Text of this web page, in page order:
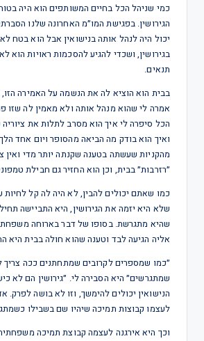
כמי שניהל הכל בחיים המשותפים הוא היה
הגירושין. בפגישת המו״מ האחרונה שלנו
יכול היה לנהל אותה בנישואין אבל הוא בטח
בגירושין, ושכדי להגיע להסכמות ראויות הוא
תנאים.
בבית הוא הוציא לה את הנשמה על האמירה הזו,
אמרה לי שהוא מנהל אותה ולא מאמין לה שזו
הכל סיפרה לי איך הוא מסרב לתלות את
ואיך הוא בודק מה הביאה מהסופר ויום אחד
מהקניות שעשתה בטענה שקנתה יותר מדי ואין
״רזרבות״ בבית, וכן הוא החזיר גם חבילת
כמו שאתם יכולים להבין, לא היה לה קל לחיות
שלא היא יזמה את הגירושין, היא התביישה
שהיא מתגרשת. בסופו של דבר בארוחה
אליה הגיעה לבד וטענה שהוא חולה בבית היא
״כמו שמספרים לקרובים שמתחתנים ככה
שמתגרשים״ היא הסבירה לי. ״גירושין הם לא
הנישואין יכולים להימשך, וזו לא בושה לפרק.
לעצמו קבוצות תמיכה שיהיו שם בשבילו
וכך היא אירגנה לעצמה קבוצת תמיכה